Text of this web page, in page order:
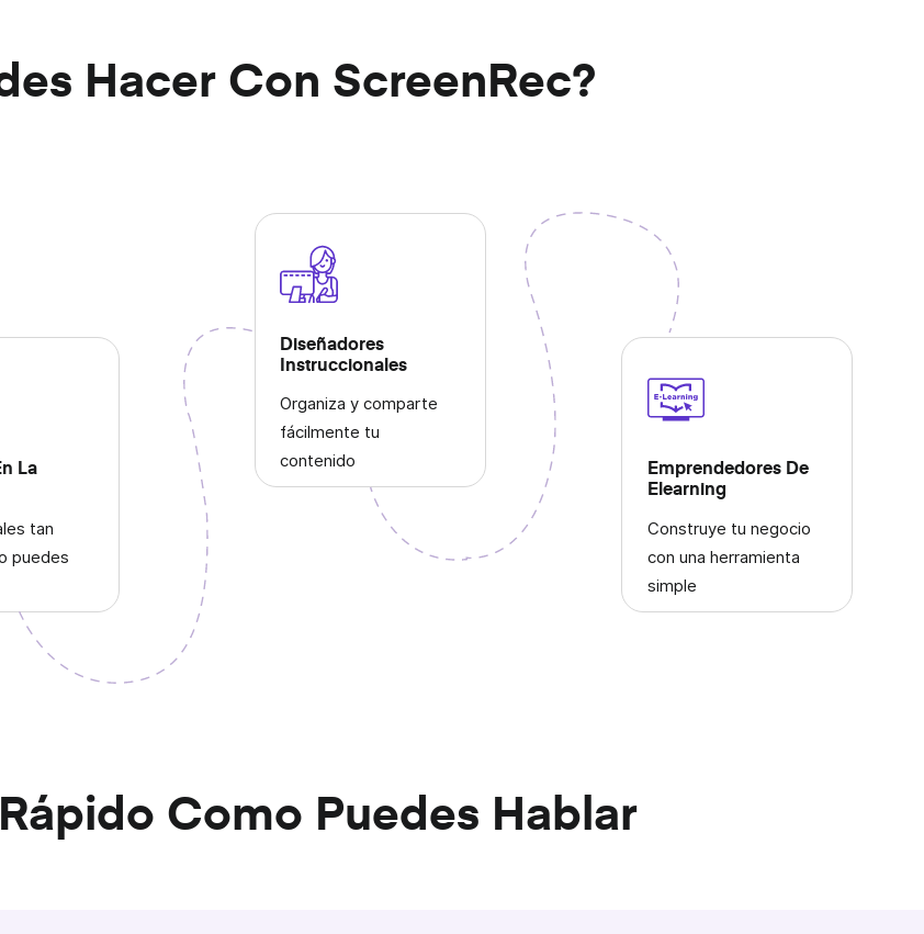
Hacer Con ScreenRec?
La
tan
puedes
Diseñadores
Instruccionales
Organiza y comparte
fácilmente tu
contenido
Emprendedores De
Elearning
Construye tu negocio
con una herramienta
simple
Como Puedes Hablar